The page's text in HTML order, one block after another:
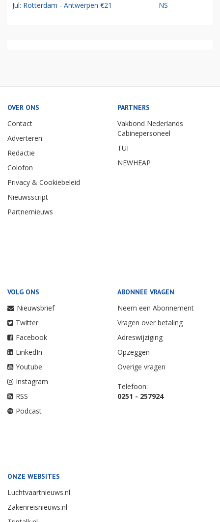
Jul: Rotterdam - Antwerpen €21 NS
OVER ONS
Contact
Adverteren
Redactie
Colofon
Privacy & Cookiebeleid
Nieuwsscript
Partnernieuws
PARTNERS
Vakbond Nederlands
Cabinepersoneel
TUI
NEWHEAP
VOLG ONS
Nieuwsbrief
Twitter
Facebook
LinkedIn
Youtube
Instagram
RSS
Podcast
ABONNEE VRAGEN
Neem een Abonnement
Vragen over betaling
Adreswijziging
Opzeggen
Overige vragen
Telefoon:
0251 - 257924
ONZE WEBSITES
Luchtvaartnieuws.nl
Zakenreisnieuws.nl